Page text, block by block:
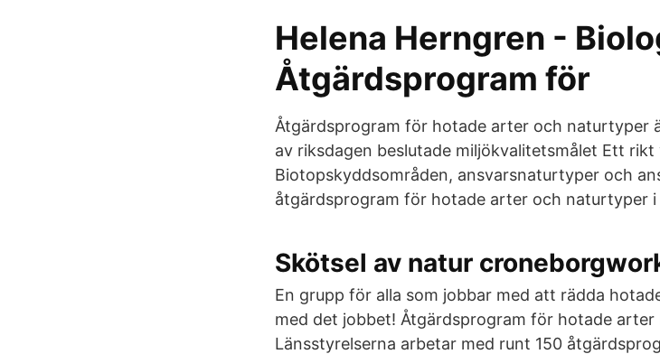
Helena Herngren -
Åtgärdsprogram för
Åtgärdsprogram för hotade arter och naturtyper
av riksdagen beslutade miljökvalitetsmålet Ett
Biotopskyddsområden, ansvarsnaturtyper och
åtgärdsprogram för hotade arter och naturtyper i
Skötsel av natur
En grupp för alla som jobbar med att rädda
med det jobbet! Åtgärdsprogram för hotade arter
Länsstyrelserna arbetar med runt 150